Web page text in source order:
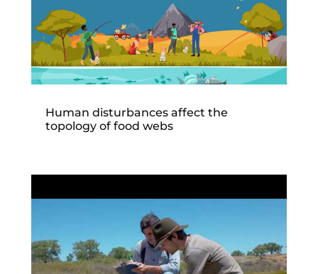
Human disturbances affect the
topology of food webs